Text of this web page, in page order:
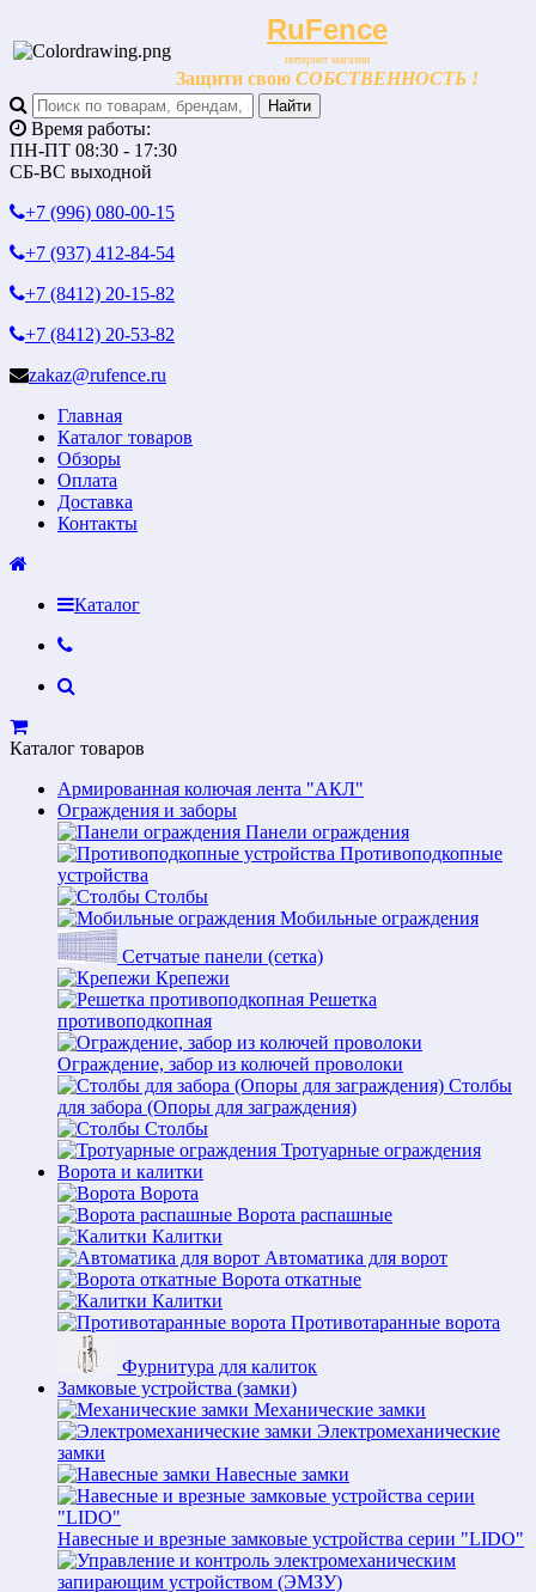
RuFence
интернет магазин
Защити свою СОБСТВЕННОСТЬ !
Время работы:
ПН-ПТ 08:30 - 17:30
СБ-ВС выходной
+7 (996) 080-00-15
+7 (937) 412-84-54
+7 (8412) 20-15-82
+7 (8412) 20-53-82
zakaz@rufence.ru
Главная
Каталог товаров
Обзоры
Оплата
Доставка
Контакты
Каталог
Каталог товаров
Армированная колючая лента "АКЛ"
Ограждения и заборы
Панели ограждения
Противоподкопные
устройства
Столбы
Мобильные ограждения
Сетчатые панели (сетка)
Крепежи
Решетка
противоподкопная
Ограждение, забор из колючей проволоки
Столбы
для забора (Опоры для заграждения)
Столбы
Тротуарные ограждения
Ворота и калитки
Ворота
Ворота распашные
Калитки
Автоматика для ворот
Ворота откатные
Калитки
Противотаранные ворота
Фурнитура для калиток
Замковые устройства (замки)
Механические замки
Электромеханические
замки
Навесные замки
Навесные и врезные замковые устройства серии "LIDO"